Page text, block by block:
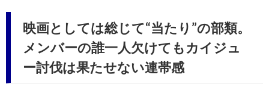
映画としては総じて“当たり”の部類。
メンバーの誰一人欠けてもカイジュ
ー討伐は果たせない連帯感